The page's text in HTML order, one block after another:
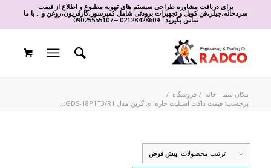
برای دریافت مشاوره طراحی سیستم های تهویه مطبوع و اطلاع از قیمت
سردخانه،چیلر،فن کویل و تجهیزات برودتی شامل کمپرسور،گازفریون،روغن و... با ما
تماس بگیرید :02128428609
-
-
09025555107
مکان شما: خانه / فروشگاه /
برچسب: قیمت داکت اسپلیت حاره ای گرین مدل GDS-18P1T3/R1...
ترتیب محصولات: پیش فرض